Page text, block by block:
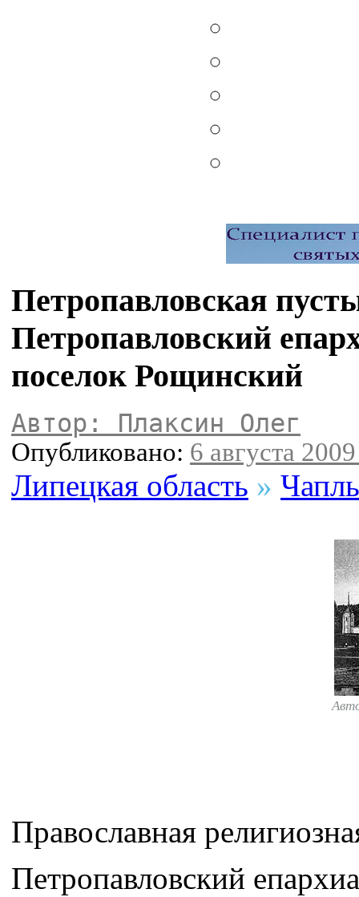
Петропавловская
Петропавловский
поселок Рощинский
Автор: Плаксин Олег
Опубликовано: 6 августа
Липецкая область »
Православная
Петропавловский